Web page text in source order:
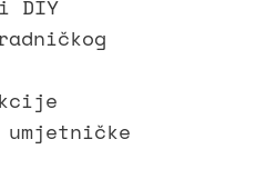
DIY